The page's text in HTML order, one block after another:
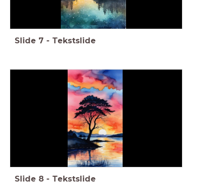
Slide 7 - Tekstslide
Slide 8 - Tekstslide